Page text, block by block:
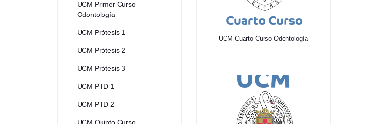
UCM Primer Curso
Odontología
UCM Prótesis 1
UCM Prótesis 2
UCM Prótesis 3
UCM PTD 1
UCM PTD 2
UCM Quinto Curso
UCM Cuarto Curso Odontología